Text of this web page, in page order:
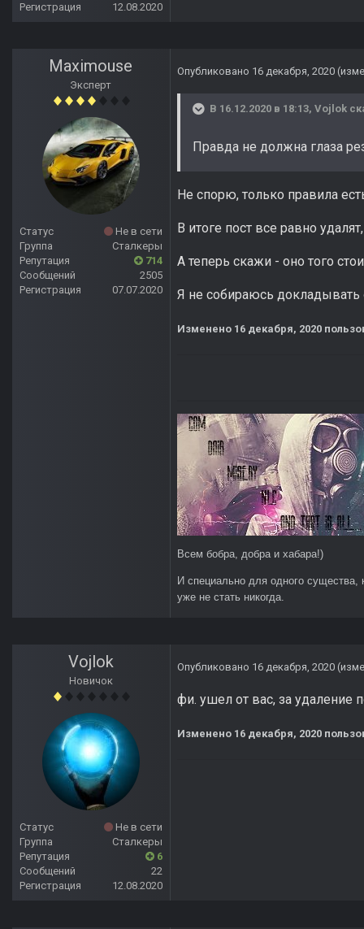
Регистрация
12.08.2020
Maximouse
Эксперт
Статус
Не в сети
Группа
Сталкеры
Репутация
714
Сообщений
2505
Регистрация
07.07.2020
Опубликовано 16 декабря, 2020
В 16.12.2020 в 18:13, Vojlok
Правда не должна глаза
Не спорю, только правила
В итоге пост все равно
А теперь скажи - оно того
Я не собираюсь докладывать
Изменено 16 декабря, 2020
Всем бобра, добра и хабара!)
И специально для одного
уже не стать никогда.
Vojlok
Новичок
Статус
Не в сети
Группа
Сталкеры
Репутация
6
Сообщений
22
Регистрация
12.08.2020
Опубликовано 16 декабря, 2020
фи. ушел от вас, за удаление
Изменено 16 декабря, 2020